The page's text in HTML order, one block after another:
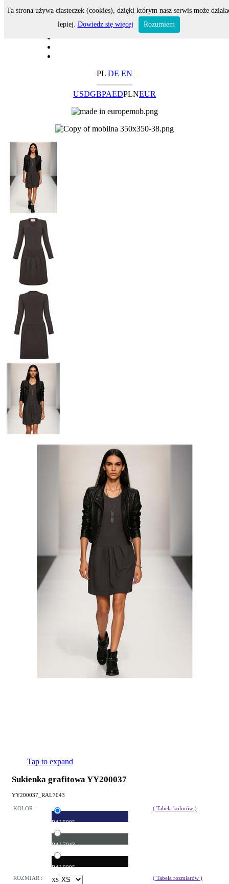
PL DE EN
USDGBPAEDPLNEUR
Tap to expand
Sukienka grafitowa YY200037
YY200037_RAL7043
KOLOR :
RAL5005
RAL7043
RAL9005
( Tabela kolorów )
ROZMIAR : XS ( Tabela rozmiarów )
Ta strona używa ciasteczek (cookies), dzięki którym nasz serwis może
lepiej. Dowiedz się więcej Rozumiem